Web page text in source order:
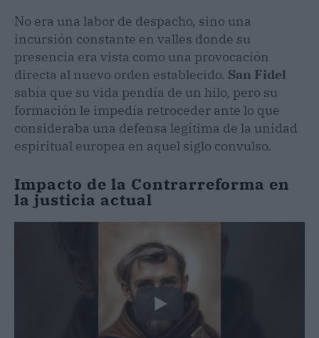
No era una labor de despacho, sino una
incursión constante en valles donde su
presencia era vista como una provocación
directa al nuevo orden establecido. San Fidel
sabía que su vida pendía de un hilo, pero su
formación le impedía retroceder ante lo que
consideraba una defensa legítima de la unidad
espiritual europea en aquel siglo convulso.
Impacto de la Contrarreforma en
la justicia actual